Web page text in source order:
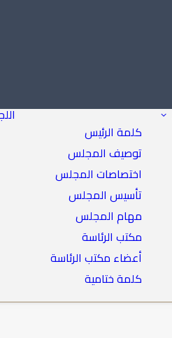
كلمة الرئيس
توصيف المجلس
اختصاصات المجلس
تأسيس المجلس
مهام المجلس
مكتب الرئاسة
أعضاء مكتب الرئاسة
كلمة ختامية